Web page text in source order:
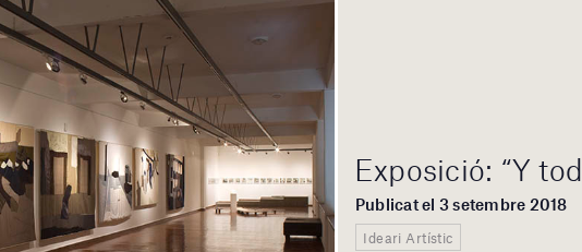
Exposició: “Y
Publicat el 3 setembre 2018
Ideari Artístic